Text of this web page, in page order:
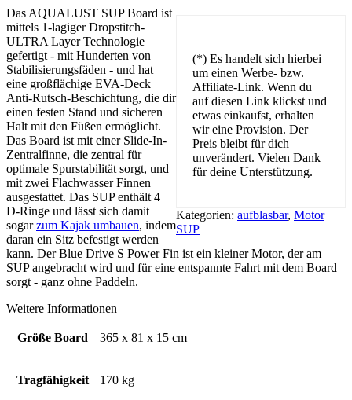
(*) Es handelt sich hierbei
um einen Werbe- bzw.
Affiliate-Link. Wenn du
auf diesen Link klickst und
etwas einkaufst, erhalten
wir eine Provision. Der
Preis bleibt für dich
unverändert. Vielen Dank
für deine Unterstützung.
Kategorien: aufblasbar, Motor
SUP
Das AQUALUST SUP Board ist
mittels 1-lagiger Dropstitch-
ULTRA Layer Technologie
gefertigt - mit Hunderten von
Stabilisierungsfäden - und hat
eine großflächige EVA-Deck
Anti-Rutsch-Beschichtung, die dir
einen festen Stand und sicheren
Halt mit den Füßen ermöglicht.
Das Board ist mit einer Slide-In-
Zentralfinne, die zentral für
optimale Spurstabilität sorgt, und
mit zwei Flachwasser Finnen
ausgestattet. Das SUP enthält 4
D-Ringe und lässt sich damit
sogarzum Kajak umbauen, indem
daran ein Sitz befestigt werden
kann. Der Blue Drive S Power Fin ist ein kleiner Motor, der am
SUP angebracht wird und für eine entspannte Fahrt mit dem Board
sorgt - ganz ohne Paddeln.
Weitere Informationen
Größe Board 365 x 81 x 15 cm
Tragfähigkeit 170 kg